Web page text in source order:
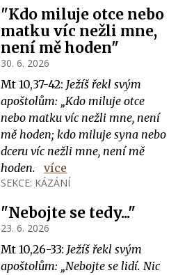
"Kdo miluje otce nebo
matku víc nežli mne,
není mě hoden"
30. 6. 2026
Mt 10,37-42: Ježíš řekl svým
apoštolům: „Kdo miluje otce
nebo matku víc nežli mne, není
mě hoden; kdo miluje syna nebo
dceru víc nežli mne, není mě
hoden.
více
SEKCE: KÁZÁNÍ
"Nebojte se tedy..."
23. 6. 2026
Mt 10,26-33: Ježíš řekl svým
apoštolům: „Nebojte se lidí. Nic